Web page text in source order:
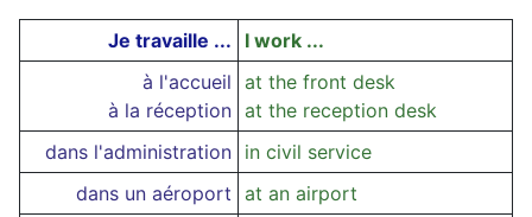
Je travaille ...
I work ...
à l'accueil
à la réception
at the front desk
at the reception desk
dans l'administration in civil service
dans un aéroport at an airport